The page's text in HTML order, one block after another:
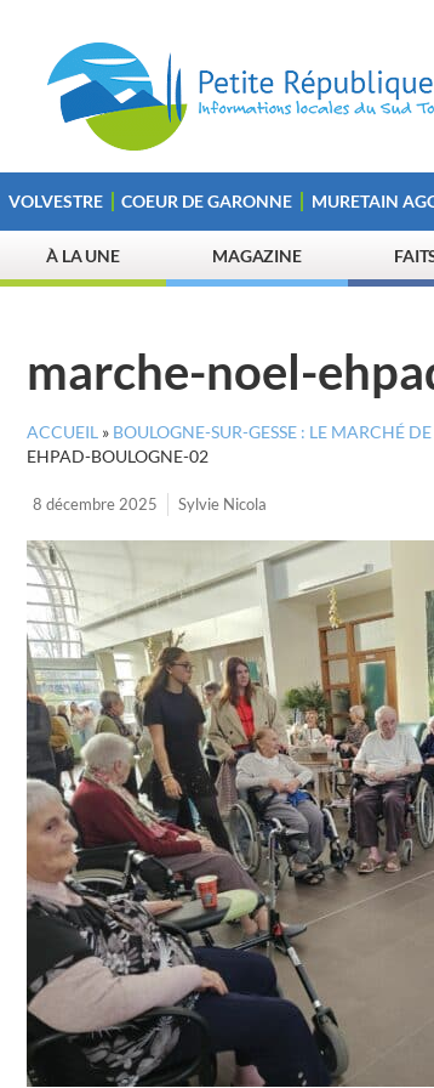
VOLVESTRE COEUR DE GARONNE MURETAIN
À LA UNE MAGAZINE
marche-noel-
ACCUEIL » BOULOGNE-SUR-GESSE : LE MARCHÉ
EHPAD-BOULOGNE-02
8 décembre 2025 Sylvie Nicola